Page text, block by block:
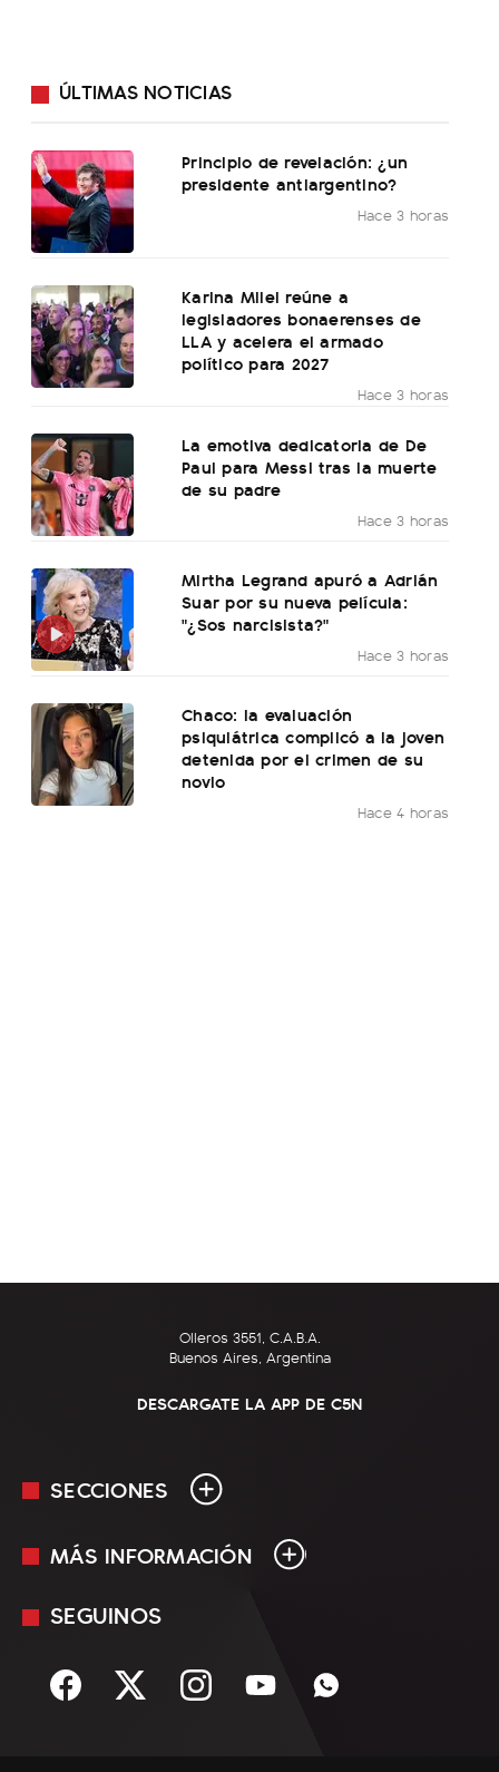
ÚLTIMAS NOTICIAS
Principio de revelación: ¿un
presidente antiargentino?
Hace 3 horas
Karina Milei reúne a
legisladores bonaerenses de
LLA y acelera el armado
político para 2027
Hace 3 horas
La emotiva dedicatoria de De
Paul para Messi tras la muerte
de su padre
Hace 3 horas
Mirtha Legrand apuró a Adrián
Suar por su nueva película:
"¿Sos narcisista?"
Hace 3 horas
Chaco: la evaluación
psiquiátrica complicó a la joven
detenida por el crimen de su
novio
Hace 4 horas
Olleros 3551, C.A.B.A.
Buenos Aires, Argentina
DESCARGATE LA APP DE C5N
SECCIONES
En Vivo
Sociedad
MÁS INFORMACIÓN
Mediakit
Términos y condiciones
SEGUINOS